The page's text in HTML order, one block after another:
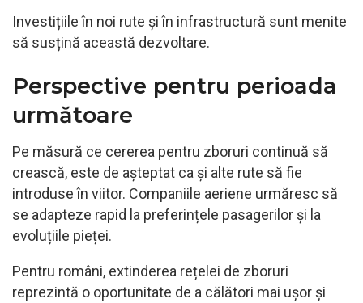
Investițiile în noi rute și în infrastructură sunt menite
să susțină această dezvoltare.
Perspective pentru perioada
următoare
Pe măsură ce cererea pentru zboruri continuă să
crească, este de așteptat ca și alte rute să fie
introduse în viitor. Companiile aeriene urmăresc să
se adapteze rapid la preferințele pasagerilor și la
evoluțiile pieței.
Pentru români, extinderea rețelei de zboruri
reprezintă o oportunitate de a călători mai ușor și